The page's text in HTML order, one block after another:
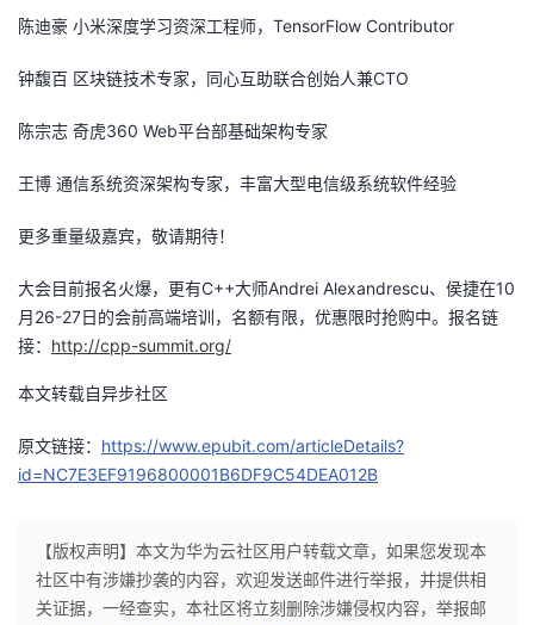
陈迪豪 小米深度学习资深工程师，TensorFlow Contributor
钟馥百 区块链技术专家，同心互助联合创始人兼CTO
陈宗志 奇虎360 Web平台部基础架构专家
王博 通信系统资深架构专家，丰富大型电信级系统软件经验
更多重量级嘉宾，敬请期待！
大会目前报名火爆，更有C++大师Andrei Alexandrescu、侯捷在10
月26-27日的会前高端培训，名额有限，优惠限时抢购中。报名链
接： http://cpp-summit.org/
本文转载自异步社区
原文链接： https://www.epubit.com/articleDetails?
id=NC7E3EF9196800001B6DF9C54DEA012B
【版权声明】本文为华为云社区用户转载文章，如果您发现本
社区中有涉嫌抄袭的内容，欢迎发送邮件进行举报，并提供相
关证据，一经查实，本社区将立刻删除涉嫌侵权内容，举报邮